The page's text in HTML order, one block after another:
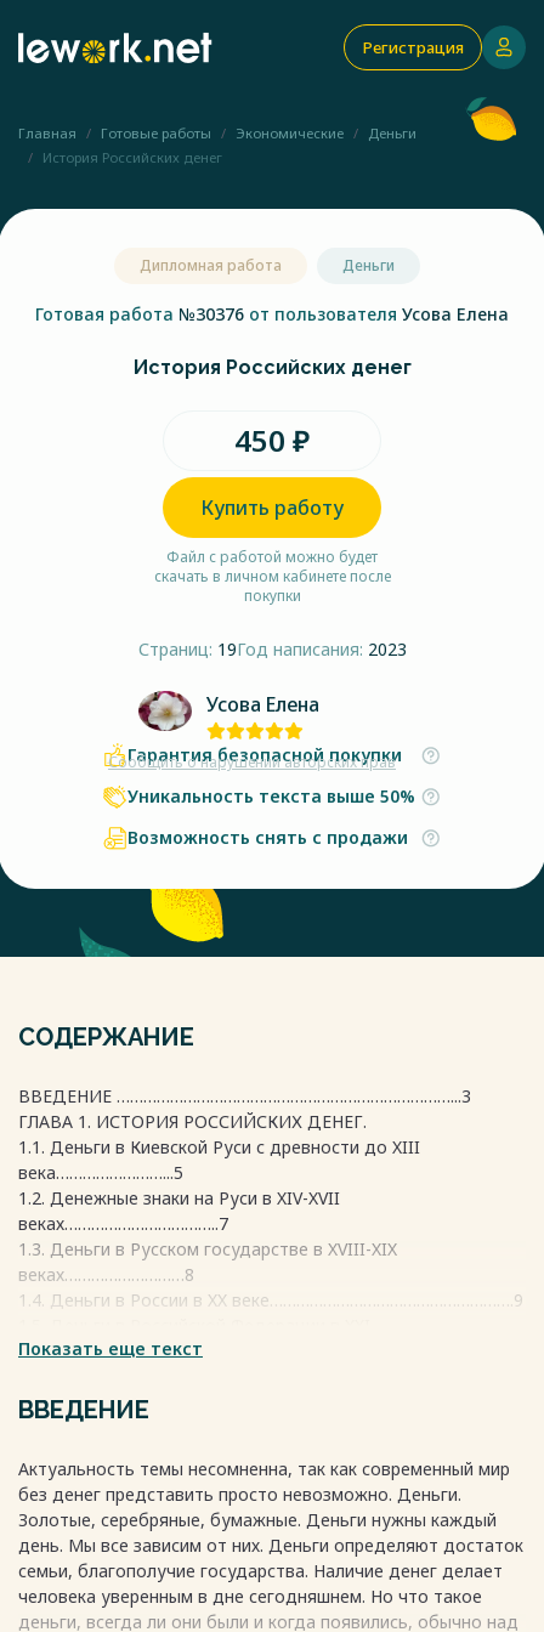
Регистрация
Главная Готовые работы Экономические
Деньги
История Российских денег
Дипломная работа Деньги
Готовая работа №30376 от пользователя Усова Елена
История Российских денег
450 ₽
Купить работу
Файл с работой можно будет
скачать в личном кабинете после
покупки
Страниц: 19Год написания: 2023
Усова Елена
Сообщить о нарушении авторских прав
Гарантия безопасной покупки
Уникальность текста выше 50%
Возможность снять с продажи
СОДЕРЖАНИЕ
ВВЕДЕНИЕ …………………………………………………………………...3
ГЛАВА 1. ИСТОРИЯ РОССИЙСКИХ ДЕНЕГ.
1.1. Деньги в Киевской Руси с древности до XIII
века……………………...5
1.2. Денежные знаки на Руси в XIV-XVII
веках……………………………..7
1.3. Деньги в Русском государстве в XVIII-XIX
веках………………………8
1.4. Деньги в России в XX веке……………………………………………….9
веке…………………………..11
ЗРЕНИЯ
2.1. Роль денег в
2.2. Теории денег и их сущность……………………………………………
15
ЗАКЛЮЧЕНИЕ……………………………………………………………...18
СПИСОК ИСПОЛЬЗОВАННЫХ
ИСТОЧНИКОВ………………………..19
Показать еще текст
ВВЕДЕНИЕ
Актуальность темы несомненна, так как современный мир
без денег представить просто невозможно. Деньги.
Золотые, серебряные, бумажные. Деньги нужны каждый
день. Мы все зависим от них. Деньги определяют достаток
семьи, благополучие государства. Наличие денег делает
человека уверенным в дне сегодняшнем. Но что такое
деньги, всегда ли они были и когда появились, обычно над